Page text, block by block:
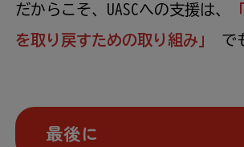
だからこそ、UASCへの支援は、
を取り戻すための取り組み」 で
最後に